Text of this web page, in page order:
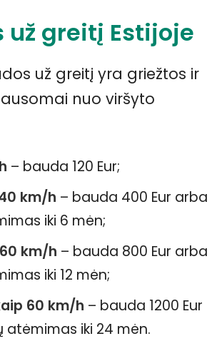
už greitį Estijoje
už greitį yra griežtos ir
nuo viršyto
– bauda 120 Eur;
km/h – bauda 400 Eur arba
iki 6 mėn;
km/h – bauda 800 Eur arba
iki 12 mėn;
60 km/h – bauda 1200 Eur
atėmimas iki 24 mėn.